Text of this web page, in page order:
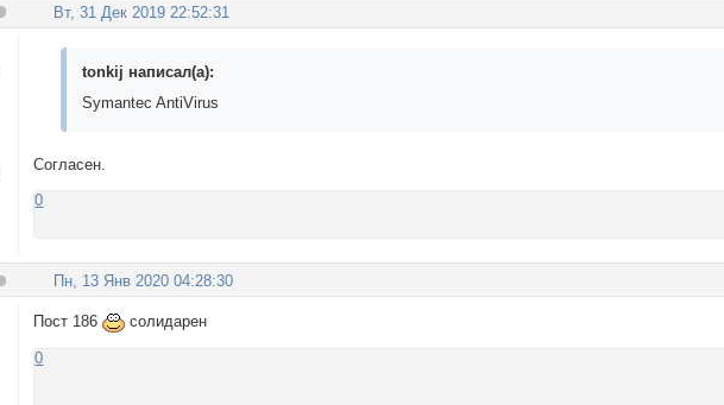
Вт, 31 Дек 2019 22:52:31
tonkij написал(а):
Symantec AntiVirus
Согласен.
0
Пн, 13 Янв 2020 04:28:30
Пост 186 солидарен
0